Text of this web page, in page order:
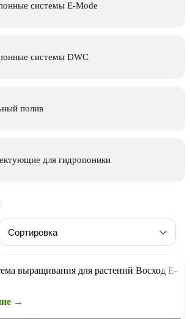
системы E-Mode
системы DWC
полив
для гидропоники
выращивания для растений Восход E-
→